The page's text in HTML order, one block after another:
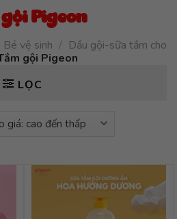
Pigeon
Bé vệ sinh / Dầu gội-sữa tắm cho
gội Pigeon
LỌC